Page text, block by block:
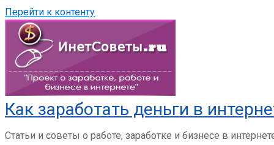
Перейти к контенту
Как заработать деньги в
Статьи и советы о работе, заработке и бизнесе в